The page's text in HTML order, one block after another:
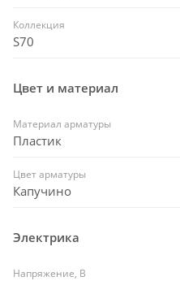
Коллекция
S70
Цвет и материал
Материал арматуры
Пластик
Цвет арматуры
Капучино
Электрика
Напряжение, В